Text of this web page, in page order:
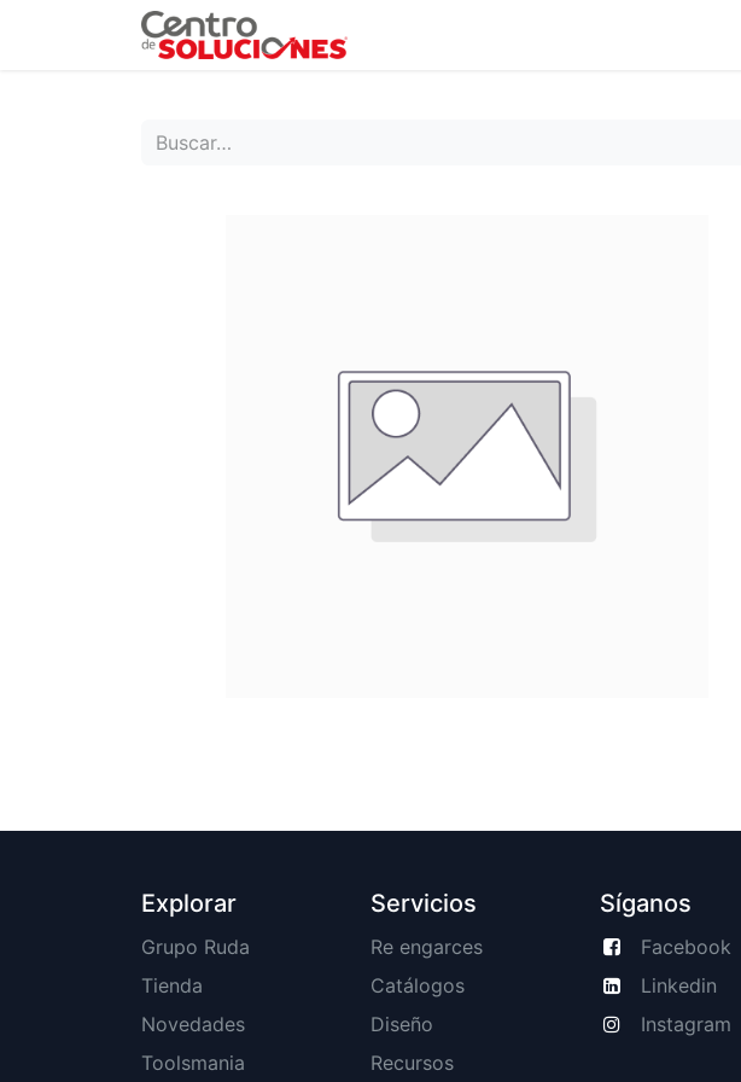
Explorar
Grupo Ruda
Tienda
Novedades
Toolsmania
Servicios
Re engarces
Catálogos
Diseño
Recursos
Síganos
Facebook
Linkedin
Instagram